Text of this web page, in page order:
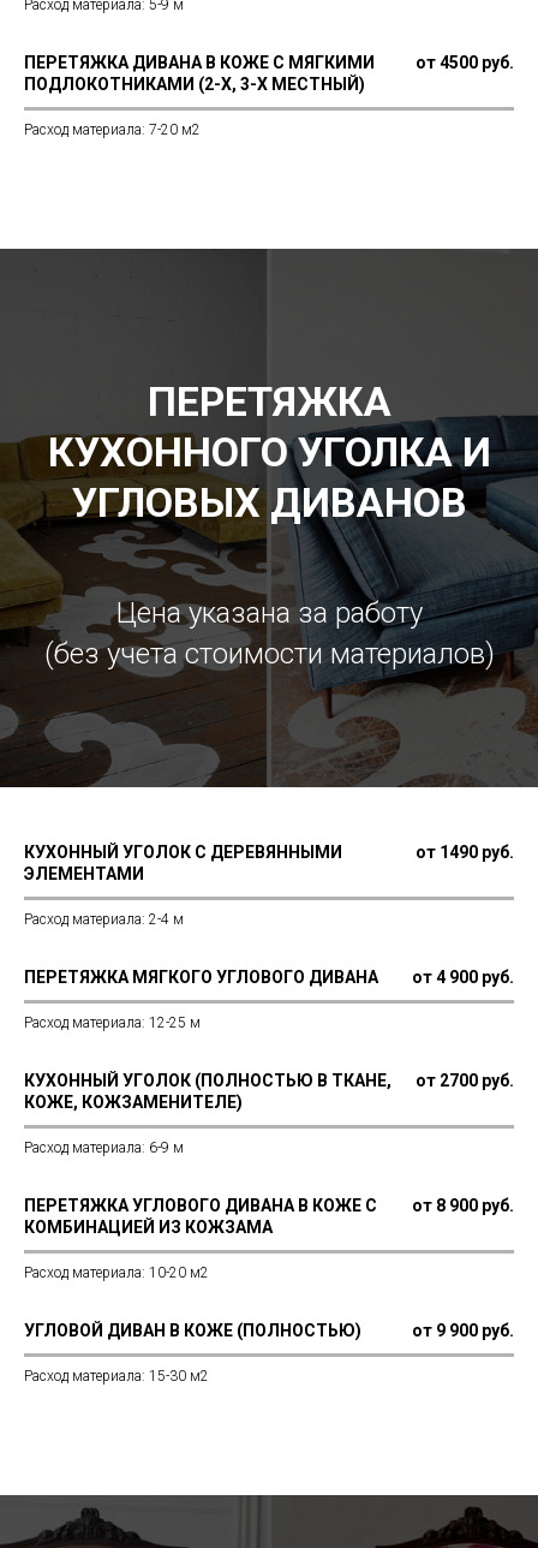
Расход материала: 5-9 м
ПЕРЕТЯЖКА ДИВАНА В КОЖЕ С МЯГКИМИ
ПОДЛОКОТНИКАМИ (2-Х, 3-Х МЕСТНЫЙ)
от 4500 руб.
Расход материала: 7-20 м2
ПЕРЕТЯЖКА
КУХОННОГО УГОЛКА И
УГЛОВЫХ ДИВАНОВ
Цена указана за работу
(без учета стоимости материалов)
КУХОННЫЙ УГОЛОК С ДЕРЕВЯННЫМИ
ЭЛЕМЕНТАМИ
от 1490 руб.
Расход материала: 2-4 м
ПЕРЕТЯЖКА МЯГКОГО УГЛОВОГО ДИВАНА от 4 900 руб.
Расход материала: 12-25 м
КУХОННЫЙ УГОЛОК (ПОЛНОСТЬЮ В ТКАНЕ,
КОЖЕ, КОЖЗАМЕНИТЕЛЕ)
от 2700 руб.
Расход материала: 6-9 м
ПЕРЕТЯЖКА УГЛОВОГО ДИВАНА В КОЖЕ С
КОМБИНАЦИЕЙ ИЗ КОЖЗАМА
от 8 900 руб.
Расход материала: 10-20 м2
УГЛОВОЙ ДИВАН В КОЖЕ (ПОЛНОСТЬЮ) от 9 900 руб.
Расход материала: 15-30 м2